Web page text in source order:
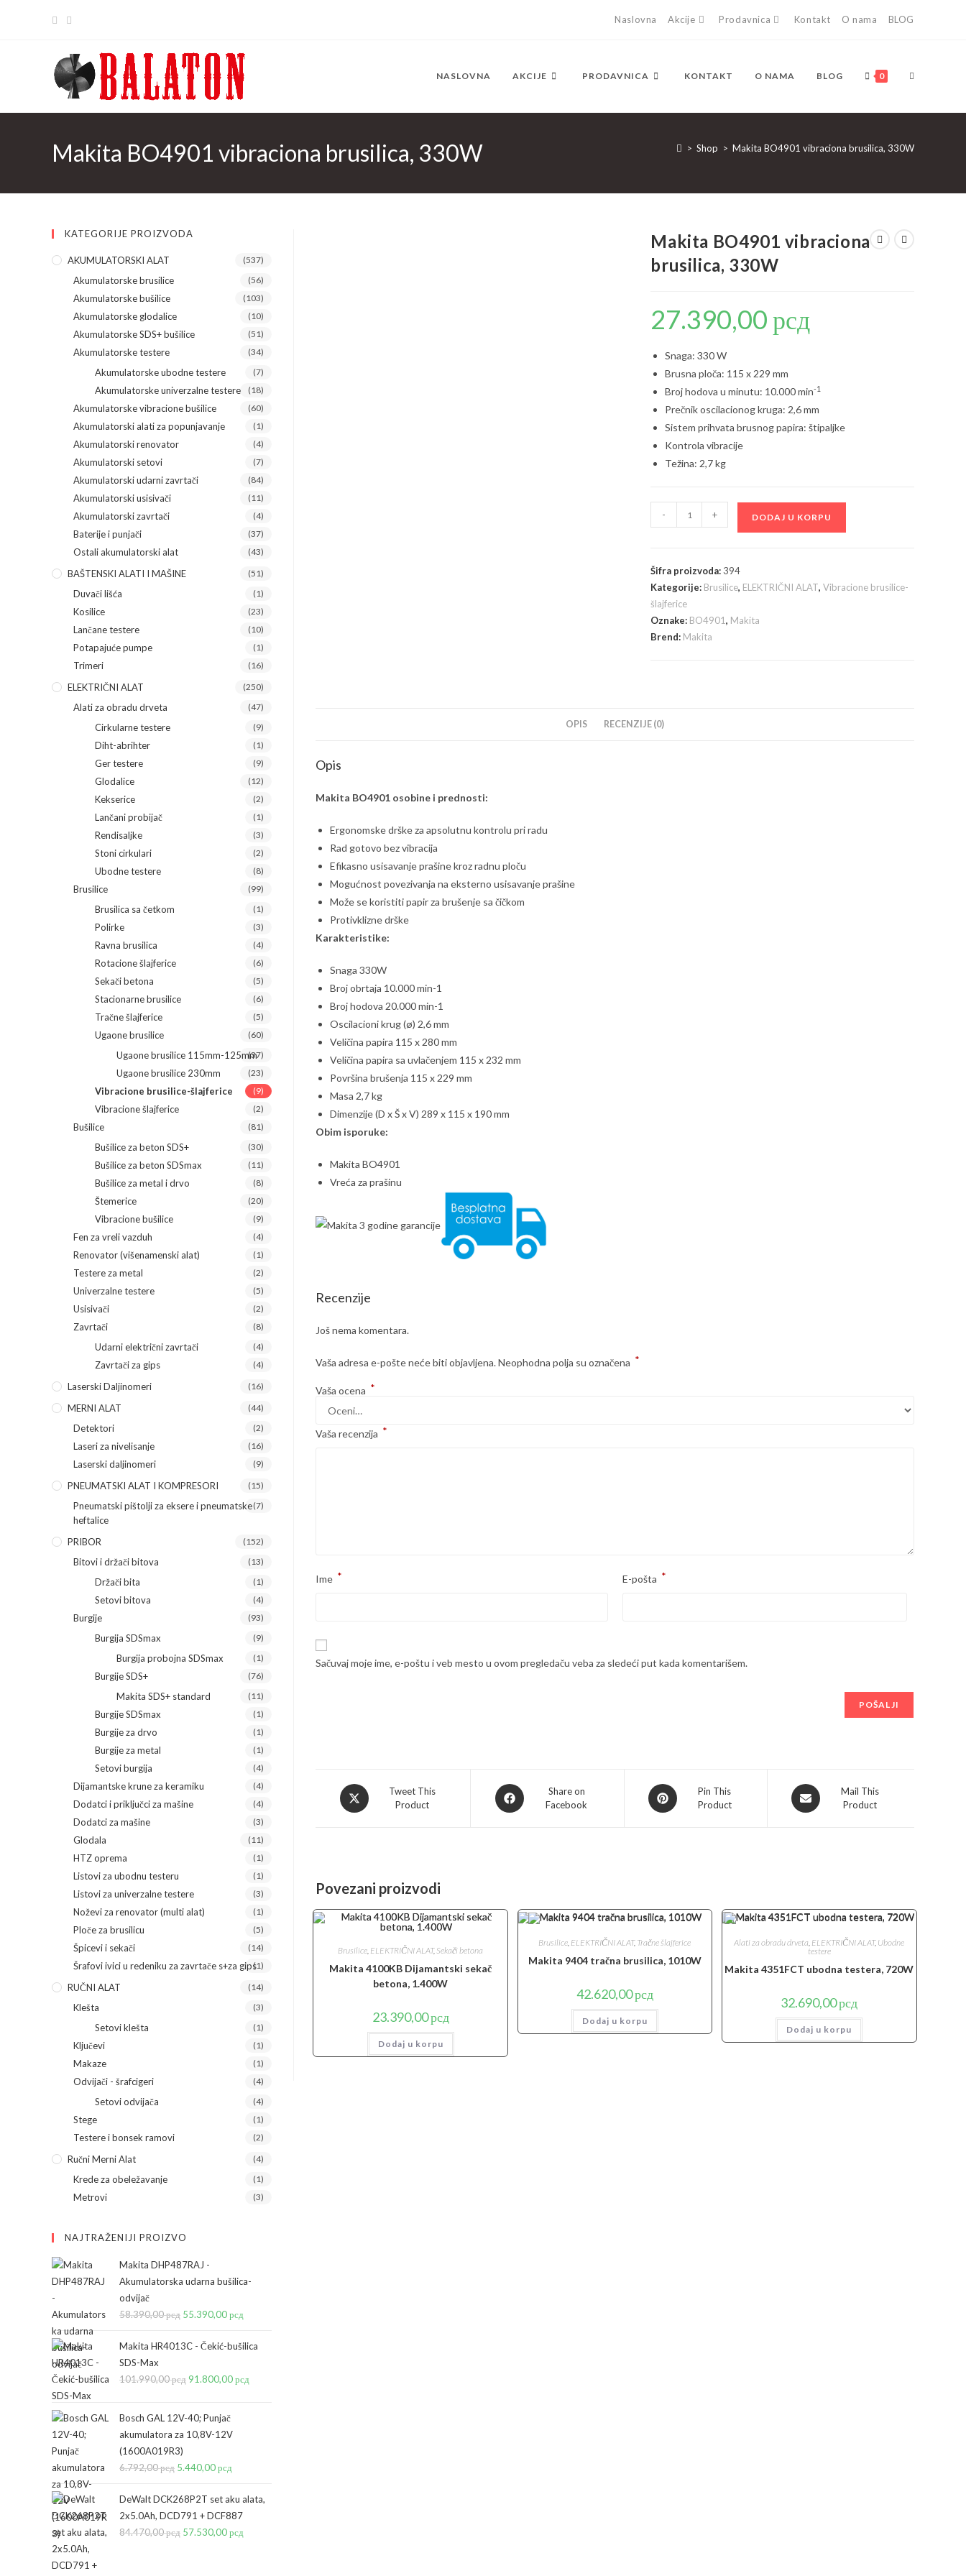
Naslovna Akcije Prodavnica Kontakt O nama BLOG
NASLOVNA AKCIJE PRODAVNICA KONTAKT O NAMA BLOG 0 TOGGLE
WEBSITE
Makita BO4901 vibraciona brusilica, 330W > Shop > Makita BO4901 vibraciona brusilica, 330W
Makita BO4901 vibraciona
brusilica, 330W
27.390,00рсд
Snaga: 330 W
Brusna ploča: 115 x 229 mm
Broj hodova u minutu: 10.000 min-1
Prečnik oscilacionog kruga: 2,6 mm
Sistem prihvata brusnog papira: štipaljke
Kontrola vibracije
Težina: 2,7 kg
BO4901
brusilica,
330W
količina
- + DODAJ U KORPU
Šifra proizvoda: 394
Kategorije: Brusilice, ELEKTRIČNI ALAT,Vibracione brusilice-
šlajferice
Oznake: BO4901, Makita
Brend: Makita
OPIS RECENZIJE (0)
Opis
Makita BO4901 osobine i prednosti:
Ergonomske drške za apsolutnu kontrolu pri radu
Rad gotovo bez vibracija
Efikasno usisavanje prašine kroz radnu ploču
Mogućnost povezivanja na eksterno usisavanje prašine
Može se koristiti papir za brušenje sa čičkom
Protivklizne drške
Karakteristike:
Snaga 330W
Broj obrtaja 10.000 min-1
Broj hodova 20.000 min-1
Oscilacioni krug (ø) 2,6 mm
Veličina papira 115 x 280 mm
Veličina papira sa uvlačenjem 115 x 232 mm
Površina brušenja 115 x 229 mm
Masa 2,7 kg
Dimenzije (D x Š x V) 289 x 115 x 190 mm
Obim isporuke:
Makita BO4901
Vreća za prašinu
Recenzije
Još nema komentara.
Vaša adresa e-pošte neće biti objavljena.Neophodna polja su označena *
Vaša ocena *
Vaša recenzija *
Ime * E-pošta *
Sačuvaj moje ime, e-poštu i veb mesto u ovom pregledaču veba za sledeći put kada komentarišem.
Opens
in
Tweet This
Product
Opens
in
Share on
Facebook
Opens
in
Pin This
Product
Opens
in
Mail This
Product
Povezani proizvodi
Brusilice, ELEKTRIČNI ALAT, Sekači betona
Makita 4100KB Dijamantski sekač
betona, 1.400W
23.390,00рсд
Dodaj u korpu
Brusilice ELEKTRIČNI ALAT, Tračne šlajferice
Makita 9404 tračna brusilica, 1010W
42.620,00рсд
Dodaj u korpu
Alati za obradu drveta ELEKTRIČNI ALAT, Ubodne
testere
Makita 4351FCT ubodna testera, 720W
32.690,00рсд
Dodaj u korpu
KATEGORIJE PROIZVODA
AKUMULATORSKI ALAT (537)
Akumulatorske brusilice (56)
Akumulatorske bušilice (103)
Akumulatorske glodalice (10)
Akumulatorske SDS+ bušilice (51)
Akumulatorske testere (34)
Akumulatorske ubodne testere (7)
Akumulatorske univerzalne testere (18)
Akumulatorske vibracione bušilice (60)
Akumulatorski alati za popunjavanje (1)
Akumulatorski renovator (4)
Akumulatorski setovi (7)
Akumulatorski udarni zavrtači (84)
Akumulatorski usisivači (11)
Akumulatorski zavrtači (4)
Baterije i punjači (37)
Ostali akumulatorski alat (43)
BAŠTENSKI ALATI I MAŠINE (51)
Duvači lišća (1)
Kosilice (23)
Lančane testere (10)
Potapajuće pumpe (1)
Trimeri (16)
ELEKTRIČNI ALAT (250)
Alati za obradu drveta (47)
Cirkularne testere (9)
Diht-abrihter (1)
Ger testere (9)
Glodalice (12)
Kekserice (2)
Lančani probijač (1)
Rendisaljke (3)
Stoni cirkulari (2)
Ubodne testere (8)
Brusilice (99)
Brusilica sa četkom (1)
Polirke (3)
Ravna brusilica (4)
Rotacione šlajferice (6)
Sekači betona (5)
Stacionarne brusilice (6)
Tračne šlajferice (5)
Ugaone brusilice (60)
Ugaone brusilice 115mm-125mm
(37)
Ugaone brusilice 230mm (23)
Vibracione brusilice-šlajferice (9)
Vibracione šlajferice (2)
Bušilice (81)
Bušilice za beton SDS+ (30)
Bušilice za beton SDSmax (11)
Bušilice za metal i drvo (8)
Štemerice (20)
Vibracione bušilice (9)
Fen za vreli vazduh (4)
Renovator (višenamenski alat) (1)
Testere za metal (2)
Univerzalne testere (5)
Usisivači (2)
Zavrtači (8)
Udarni električni zavrtači (4)
Zavrtači za gips (4)
Laserski Daljinomeri (16)
MERNI ALAT (44)
Detektori (2)
Laseri za nivelisanje (16)
Laserski daljinomeri (9)
PNEUMATSKI ALAT I KOMPRESORI (15)
Pneumatski pištolji za eksere i pneumatske
heftalice
(7)
PRIBOR (152)
Bitovi i držači bitova (13)
Držači bita (1)
Setovi bitova (4)
Burgije (93)
Burgija SDSmax (9)
Burgija probojna SDSmax (1)
Burgije SDS+ (76)
Makita SDS+ standard (11)
Burgije SDSmax (1)
Burgije za drvo (1)
Burgije za metal (1)
Setovi burgija (4)
Dijamantske krune za keramiku (4)
Dodatci i priključci za mašine (4)
Dodatci za mašine (3)
Glodala (11)
HTZ oprema (1)
Listovi za ubodnu testeru (1)
Listovi za univerzalne testere (3)
Noževi za renovator (multi alat) (1)
Ploče za brusilicu (5)
Špicevi i sekači (14)
Šrafovi ivici u redeniku za zavrtače s+za gips(1)
RUČNI ALAT (14)
Klešta (3)
Setovi klešta (1)
Ključevi (1)
Makaze (1)
Odvijači - šrafcigeri (4)
Setovi odvijača (4)
Stege (1)
Testere i bonsek ramovi (2)
Ručni Merni Alat (4)
Krede za obeležavanje (1)
Metrovi (3)
NAJTRAŽENIJI PROIZVO
Makita DHP487RAJ -
Akumulatorska udarna bušilica-
odvijač
58.390,00рсд Originalna
je
58.390,00 рсд.
55.390,00рсд
je:
Makita HR4013C - Čekić-bušilica
SDS-Max
101.990,00рсд Originalna
je
bila:
91.800,00рсд
Bosch GAL 12V-40; Punjač
akumulatora za 10,8V-12V
(1600A019R3)
6.792,00рсд Originalna
je
bila:
6.792,00 рсд.
5.440,00рсд
je:
5.440,00 рсд.
DeWalt DCK268P2T set aku alata,
2x5.0Ah, DCD791 + DCF887
84.470,00рсд Originalna
57.530,00рсд